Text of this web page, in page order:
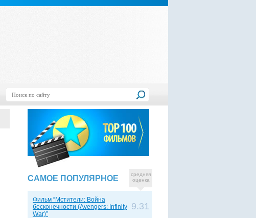
САМОЕ ПОПУЛЯРНОЕ
средняя
оценка
Фильм “Мстители: Война
бесконечности (Avengers: Infinity
War)”
9.31